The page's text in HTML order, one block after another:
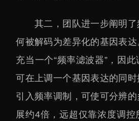
创
深
大
深
其二，团队进一步阐明
何被解码为差异化的基因表
充当一个“频率滤波器”，因
可在上调一个基因表达的同
引入频率调制，可使可分辨
展约4倍，远超仅靠浓度调控